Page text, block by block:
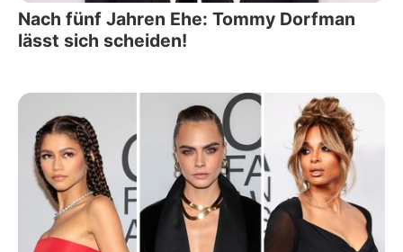
Nach fünf Jahren Ehe: Tommy Dorfman
lässt sich scheiden!